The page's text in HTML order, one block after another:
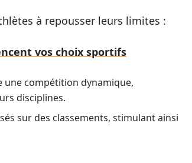
à repousser leurs limites :
vos choix sportifs
une compétition dynamique,
disciplines.
sur des classements, stimulant ainsi